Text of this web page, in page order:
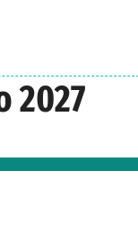
2027